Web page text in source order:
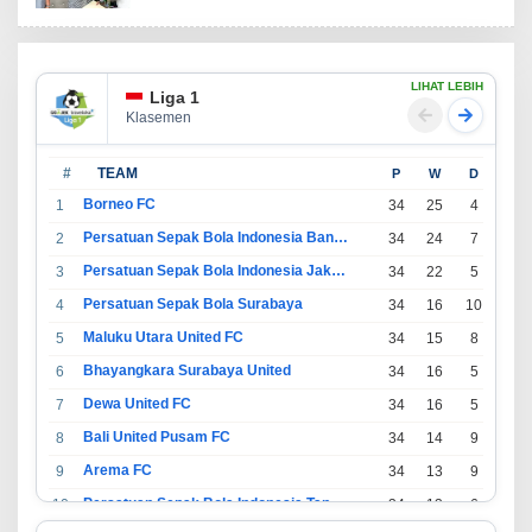
Liga 1
Klasemen
LIHAT LEBIH
# TEAM P W D
1 Borneo FC 34 25 4
2
Persatuan Sepak Bola Indonesia Bandung 34 24 7
3
Persatuan Sepak Bola Indonesia Jakarta 34 22 5
4
Persatuan Sepak Bola Surabaya 34 16 10
5
Maluku Utara United FC 34 15 8
6
Bhayangkara Surabaya United 34 16 5
7
Dewa United FC 34 16 5
8
Bali United Pusam FC 34 14 9
9
Arema FC 34 13 9
10
Persatuan Sepak Bola Indonesia Tangerang 34 13 6